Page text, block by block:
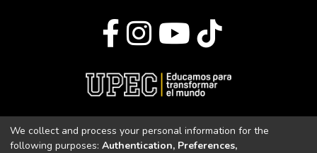
We collect and process your personal information for the
following purposes: Authentication, Preferences,